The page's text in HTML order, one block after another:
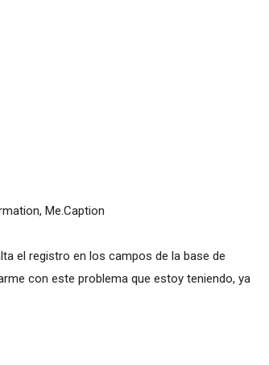
Me.Caption
el registro en los campos de la base de
con este problema que estoy teniendo, ya